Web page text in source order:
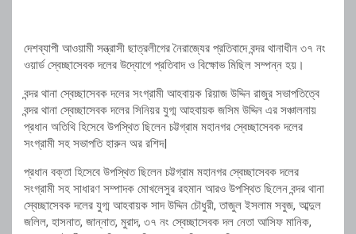
দেশব্যাপী আওয়ামী সন্ত্রাসী ছাত্রলীগের নৈরাজ্যের প্রতিবাদে বন্দর থানাধীন ৩৭ নং
ওয়ার্ড স্বেচ্ছাসেবক দলের উদ্যোগে প্রতিবাদ ও বিক্ষোভ মিছিল সম্পন্ন হয়।
বন্দর থানা স্বেচ্ছাসেবক দলের সংগ্রামী আহবায়ক রিয়াজ উদ্দিন রাজুর সভাপতিত্বে
বন্দর থানা স্বেচ্ছাসেবক দলের সিনিয়র যুগ্ম আহবায়ক জসিম উদ্দিন এর সঞ্চালনায়
প্রধান অতিথি হিসেবে উপস্থিত ছিলেন চট্টগ্রাম মহানগর স্বেচ্ছাসেবক দলের
সংগ্রামী সহ সভাপতি হারুন অর রশিদ|
প্রধান বক্তা হিসেবে উপস্থিত ছিলেন চট্টগ্রাম মহানগর স্বেচ্ছাসেবক দলের
সংগ্রামী সহ সাধারণ সম্পাদক মোখলেসুর রহমান আরও উপস্থিত ছিলেন বন্দর থানা
স্বেচ্ছাসেবক দলের যুগ্ম আহবায়ক সাদ উদ্দিন চৌধুরী, তাজুল ইসলাম সবুজ, আব্দুল
জলিল, হাসনাত, জান্নাত, মুরাদ, ৩৭ নং স্বেচ্ছাসেবক দল নেতা আসিফ মানিক,